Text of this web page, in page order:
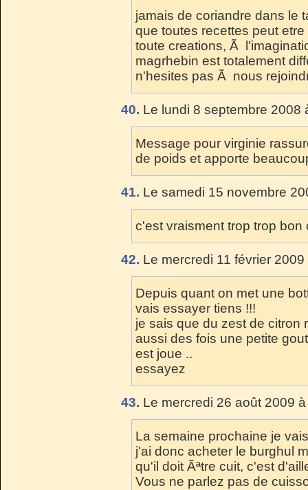
jamais de coriandre dans le
que toutes recettes peut
toute creations, Ã
magrhebin est totalement
n'hesites pas Ã nous
40. Le lundi 8 septembre 2008
Message pour virginie
de poids et apporte
41. Le samedi 15 novembre
c'est vraisment trop trop
42. Le mercredi 11 février
Depuis quant on met une
vais essayer tiens !!!
je sais que du zest de citron
aussi des fois une petite
est joue ..
essayez
43. Le mercredi 26 août 2009
La semaine prochaine je
j'ai donc acheter le burghul
qu'il doit Ãªtre cuit, c'est
Vous ne parlez pas de